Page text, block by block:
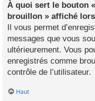
À quoi sert le bouton
brouillon » affiché
Il vous permet
messages que vous
ultérieurement. Vous
enregistrés comme
contrôle de l’utilisateur.
Haut